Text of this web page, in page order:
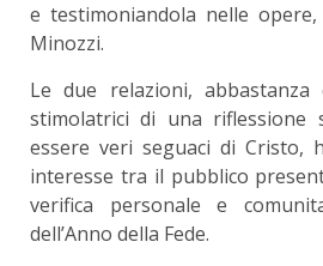
e testimoniandola nelle
Minozzi.
Le due relazioni, abbastanza
stimolatrici di una riflessione
essere veri seguaci di Cristo,
interesse tra il pubblico
verifica personale e
dell’Anno della Fede.